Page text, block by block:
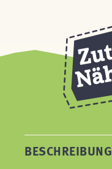
BESCHREIBUNG